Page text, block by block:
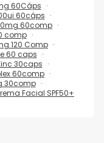
60Cáps
60cáps
60comp
comp
120 Comp
60 caps
30caps
60comp
30comp
Facial SPF50+